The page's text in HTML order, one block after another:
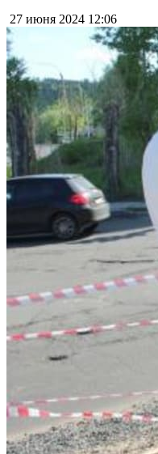
27 июня 2024 12:06